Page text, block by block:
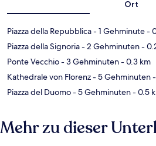
Ort
Piazza della Repubblica- 1 Gehminute-
Piazza della Signoria- 2 Gehminuten-
Ponte Vecchio- 3 Gehminuten- 0.3 km
Kathedrale von Florenz- 5 Gehminuten
Piazza del Duomo- 5 Gehminuten- 0.5
Mehr zu dieser